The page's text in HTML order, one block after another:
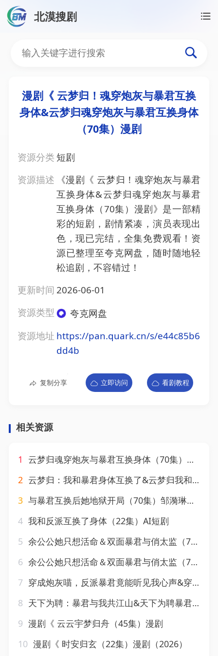
北漠搜剧
漫剧《 云梦归！魂穿炮
漫剧《 云梦归！魂穿炮灰与暴君互换
身体&云梦归魂穿炮灰与暴君互换身体
（70集）漫剧
资源分类 短剧
资源描述
《漫剧《 云梦归！魂穿炮灰与暴君
互换身体&云梦归魂穿炮灰与暴君
互换身体（70集）漫剧》是一部精
彩的短剧，剧情紧凑，演员表现出
色，现已完结，全集免费观看！资
源已整理至夸克网盘，随时随地轻
松追剧，不容错过！
更新时间 2026-06-01
资源类型
夸克网盘
资源地址 https://pan.quark.cn/s/e44c85b6
dd4b
复制分享 立即访问 看剧教程
相关资源
1
云梦归魂穿炮灰与暴君互换身体（70集）动漫
2 云梦归：我和暴君身体互换了&云梦归我和暴君身体互换了（120集）AI短剧
3 与暴君互换后她地狱开局（70集）邹漪琳（二琳）
4 我和反派互换了身体（22集）AI短剧
5 余公公她只想活命＆双面暴君与俏太监（75集）一航＆刘蓝鸽
6 余公公她只想活命＆双面暴君与俏太监（75集）一航＆刘蓝鸽
7 穿成炮灰喵，反派暴君竟能听见我心声&穿成炮灰喵反派暴君竟能听见我心声（80集）AI短剧
8 天下为聘：暴君与我共江山&天下为聘暴君与我共江山（84集）代庭睿＆张蓝月
9 漫剧《 云云宇梦归舟（45集）漫剧
10 漫剧《 时安归玄（22集）漫剧（2026）